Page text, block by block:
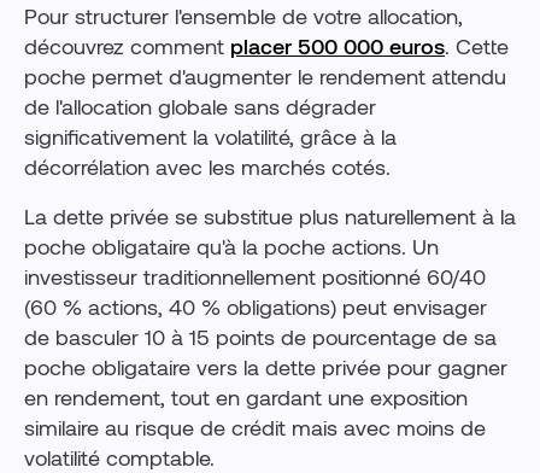
Pour structurer l'ensemble de votre allocation,
découvrez comment placer 500 000 euros. Cette
poche permet d'augmenter le rendement attendu
de l'allocation globale sans dégrader
significativement la volatilité, grâce à la
décorrélation avec les marchés cotés.
La dette privée se substitue plus naturellement à la
poche obligataire qu'à la poche actions. Un
investisseur traditionnellement positionné 60/40
(60 % actions, 40 % obligations) peut envisager
de basculer 10 à 15 points de pourcentage de sa
poche obligataire vers la dette privée pour gagner
en rendement, tout en gardant une exposition
similaire au risque de crédit mais avec moins de
volatilité comptable.